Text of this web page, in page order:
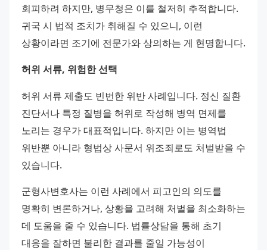
회피하려 하지만, 병무청은 이를 철저히 추적합니다.
귀국 시 법적 조치가 취해질 수 있으니, 이런
상황이라면 조기에 전문가와 상의하는 게 현명합니다.
허위 서류, 위험한 선택
허위 서류 제출도 빈번한 위반 사례입니다. 정신 질환
진단서나 특정 질병을 허위로 작성해 병역 면제를
노리는 경우가 대표적입니다. 하지만 이는 병역법
위반뿐 아니라 형법상 사문서 위조죄로도 처벌받을 수
있습니다.
군형사변호사는 이런 사례에서 피고인의 의도를
명확히 변론하거나, 상황을 고려해 처벌을 최소화하는
데 도움을 줄 수 있습니다. 법률상담을 통해 초기
대응을 잘하면 불리한 결과를 줄일 가능성이